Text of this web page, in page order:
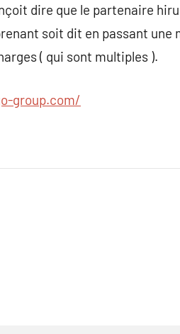
dire que le partenaire
soit dit en passant
( qui sont multiples ).
group.com/